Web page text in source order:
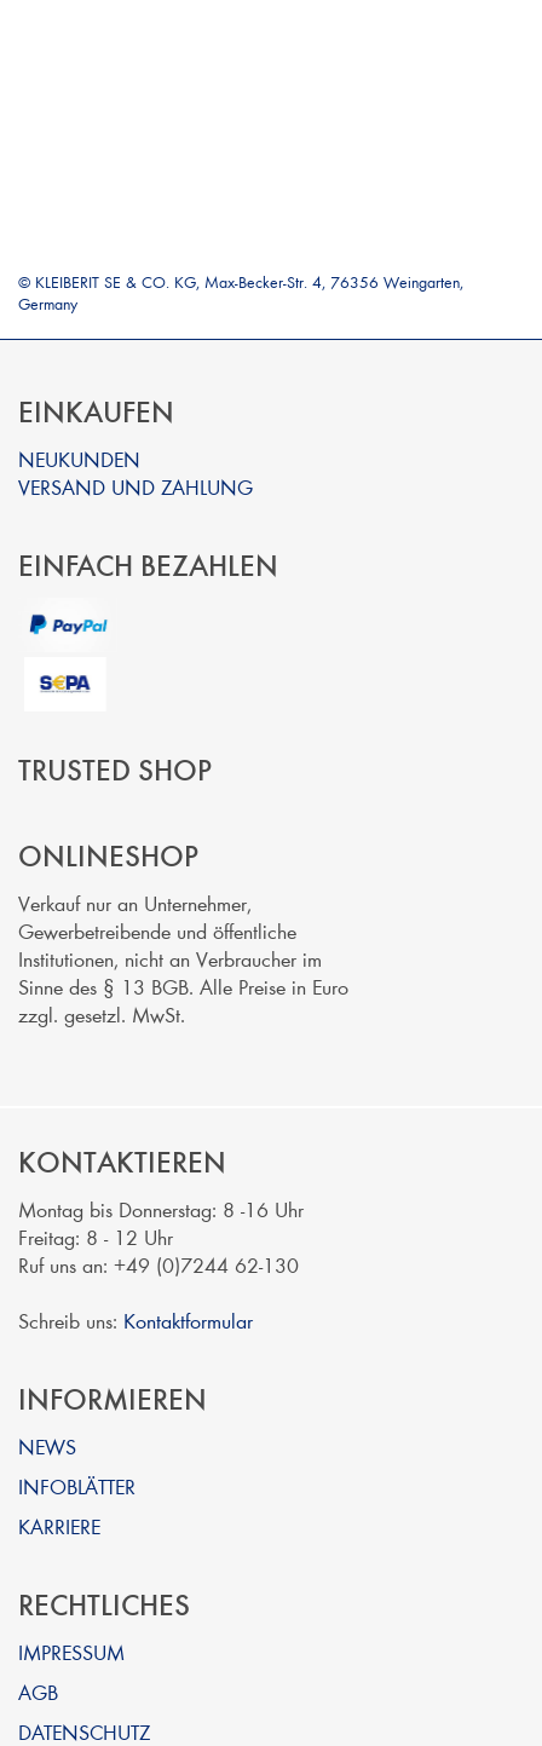
© KLEIBERIT SE & CO. KG, Max-Becker-Str. 4, 76356 Weingarten,
Germany
EINKAUFEN
NEUKUNDEN
VERSAND UND ZAHLUNG
EINFACH BEZAHLEN
TRUSTED SHOP
ONLINESHOP
Verkauf nur an Unternehmer,
Gewerbetreibende und öffentliche
Institutionen, nicht an Verbraucher im
Sinne des § 13 BGB. Alle Preise in Euro
zzgl. gesetzl. MwSt.
KONTAKTIEREN
Montag bis Donnerstag: 8 -16 Uhr
Freitag: 8 - 12 Uhr
Ruf uns an: +49 (0)7244 62-130
Schreib uns: Kontaktformular
INFORMIEREN
NEWS
INFOBLÄTTER
KARRIERE
RECHTLICHES
IMPRESSUM
AGB
DATENSCHUTZ